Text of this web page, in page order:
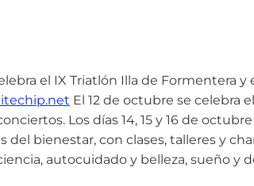
el IX Triatlón Illa de Formentera y
El 12 de octubre se celebra
Los días 14, 15 y 16 de
bienestar, con clases, talleres y
autocuidado y belleza, sueño y